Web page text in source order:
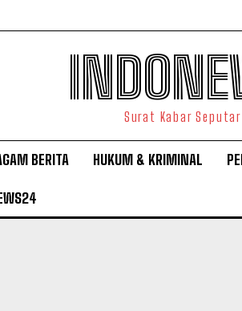
Surat Kabar
BERITA HUKUM & KRIMINAL